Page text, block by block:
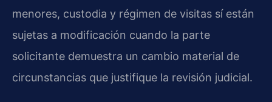
menores, custodia y régimen de visitas sí están
sujetas a modificación cuando la parte
solicitante demuestra un cambio material de
circunstancias que justifique la revisión judicial.